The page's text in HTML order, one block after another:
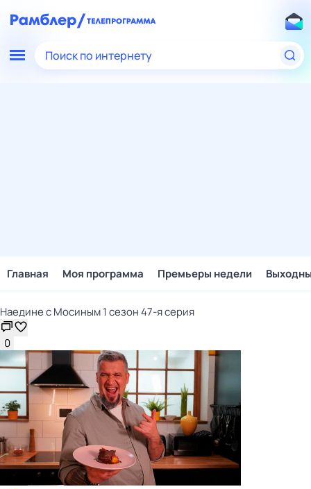
Поиск по интернету
Главная Моя программа Премьеры недели
Наедине с Мосиным 1 сезон 47-я серия
0